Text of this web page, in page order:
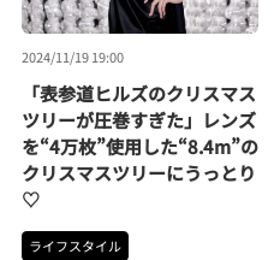
2024/11/19 19:00
「表参道ヒルズのクリスマス
ツリーが圧巻すぎた」レンズ
を“4万枚”使用した“8.4m”の
クリスマスツリーにうっとり
♡
ライフスタイル